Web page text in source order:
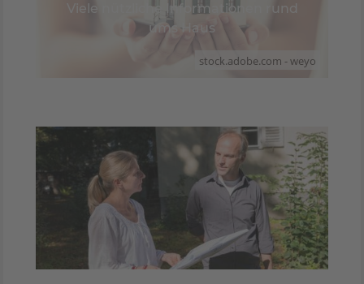
stock.adobe.com - weyo
Viele nützliche Informationen rund
ums Haus